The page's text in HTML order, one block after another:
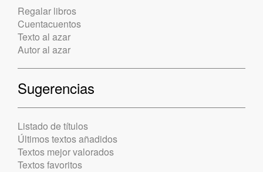
Regalar libros
Cuentacuentos
Texto al azar
Autor al azar
Sugerencias
Listado de títulos
Últimos textos añadidos
Textos mejor valorados
Textos favoritos